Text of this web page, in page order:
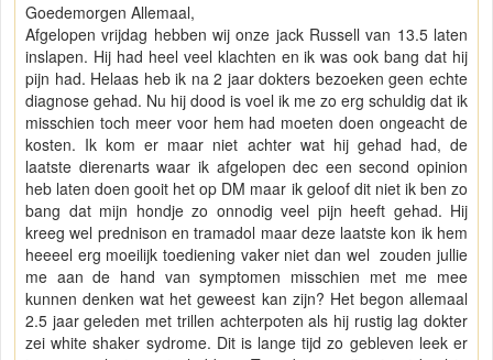
Goedemorgen Allemaal,
Afgelopen vrijdag hebben wij onze jack Russell van 13.5 laten
inslapen. Hij had heel veel klachten en ik was ook bang dat hij
pijn had. Helaas heb ik na 2 jaar dokters bezoeken geen echte
diagnose gehad. Nu hij dood is voel ik me zo erg schuldig dat ik
misschien toch meer voor hem had moeten doen ongeacht de
kosten. Ik kom er maar niet achter wat hij gehad had, de
laatste dierenarts waar ik afgelopen dec een second opinion
heb laten doen gooit het op DM maar ik geloof dit niet ik ben zo
bang dat mijn hondje zo onnodig veel pijn heeft gehad. Hij
kreeg wel prednison en tramadol maar deze laatste kon ik hem
heeeel erg moeilijk toediening vaker niet dan wel zouden jullie
me aan de hand van symptomen misschien met me mee
kunnen denken wat het geweest kan zijn? Het begon allemaal
2.5 jaar geleden met trillen achterpoten als hij rustig lag dokter
zei white shaker sydrome. Dit is lange tijd zo gebleven leek er